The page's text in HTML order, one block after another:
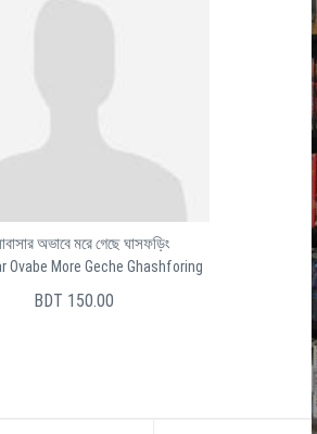
অভাবে মরে গেছে ঘাসফড়িং
Ovabe More Geche Ghashforing
BDT 150.00